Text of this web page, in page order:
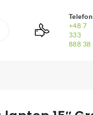
Telefon
+48 7
333
888 38